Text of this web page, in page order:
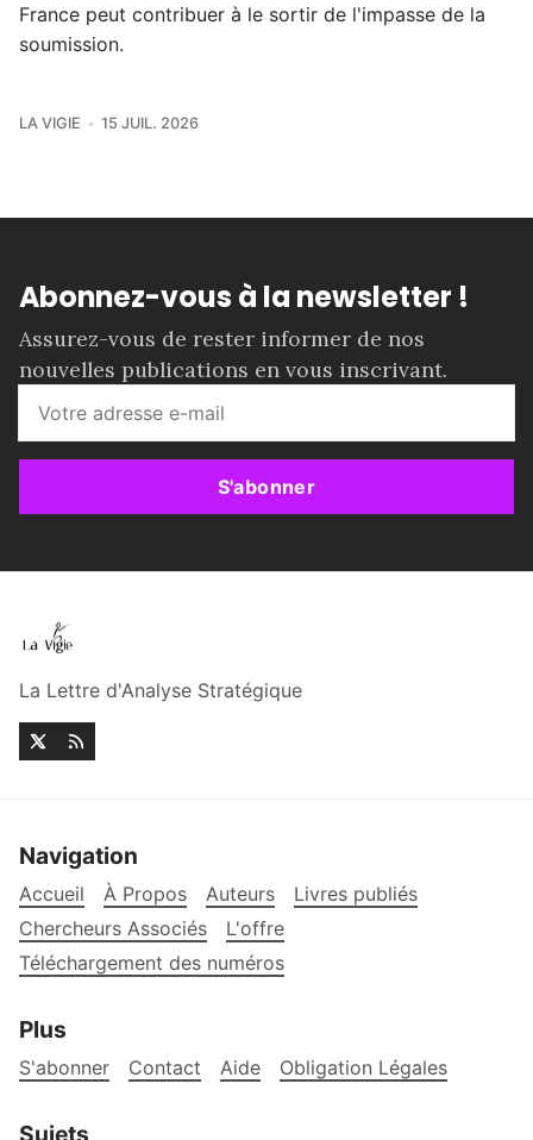
France peut contribuer à le sortir de l'impasse de la
soumission.
LA VIGIE 15 JUIL. 2026
Abonnez-vous à la newsletter !
Assurez-vous de rester informer de nos
nouvelles publications en vous inscrivant.
S'abonner
La Lettre d'Analyse Stratégique
Navigation
Accueil À Propos Auteurs
Livres publiés
Chercheurs Associés
L'offre
Téléchargement des numéros
Plus
S'abonner Contact Aide Obligation Légales
Sujets